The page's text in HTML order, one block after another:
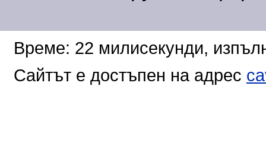
Време: 22 милисекунди,
Сайтът е достъпен на адрес